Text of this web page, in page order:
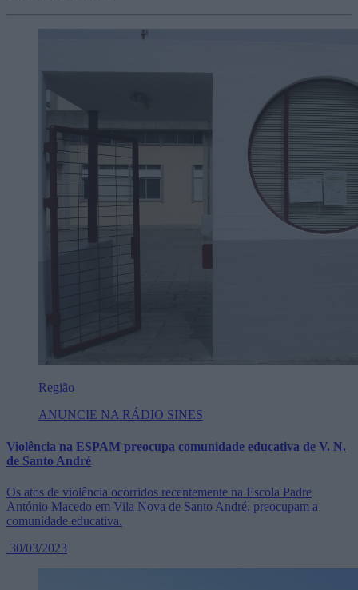
Região
ANUNCIE NA RÁDIO SINES
Violência na ESPAM preocupa comunidade educativa de V. N.
de Santo André
Os atos de violência ocorridos recentemente na Escola Padre
António Macedo em Vila Nova de Santo André, preocupam a
comunidade educativa.
30/03/2023